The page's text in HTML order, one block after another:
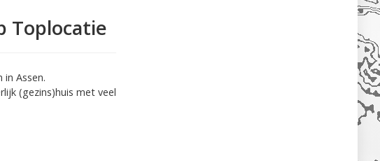
Toplocatie
Assen.
(gezins)huis met veel